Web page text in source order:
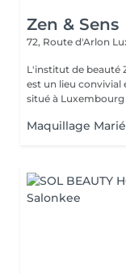
Zen & Sens
72, Route d'Arlon
L'institut de beauté
est un lieu convivial
situé à Luxembourg
Maquillage